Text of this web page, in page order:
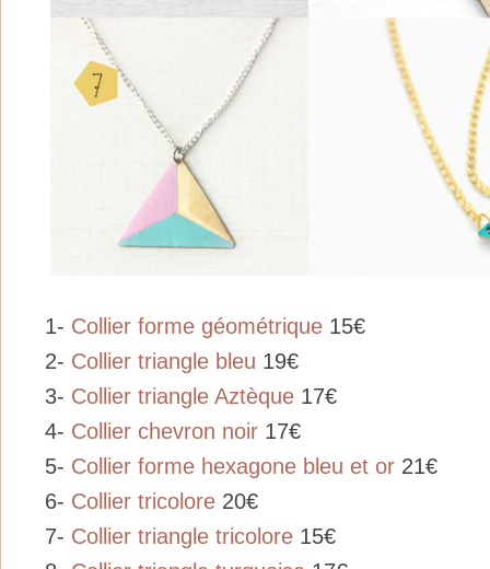
1- Collier forme géométrique 15€
2- Collier triangle bleu 19€
3- Collier triangle Aztèque 17€
4- Collier chevron noir 17€
5- Collier forme hexagone bleu et or 21€
6- Collier tricolore 20€
7- Collier triangle tricolore 15€